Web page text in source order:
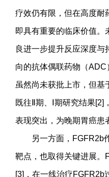
疗效仍有限，但在高度耐
即具有重要的临床价值。
良进一步提升反应深度
向的抗体偶联药物（ADC
虽然尚未获批上市，但基
既往Ⅱ期、Ⅰ期研究结果
表现突出，为晚期胃癌患
另一方面，FGFR2b作
靶点，也取得关键进展。
[3]，在一线治疗FGFR2b